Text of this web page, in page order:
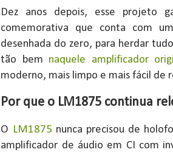
Dez anos depois, esse projeto
comemorativa que conta com
desenhada do zero, para herdar
tão bem naquele amplificador
moderno, mais limpo e mais fácil de
Por que o LM1875 continua
O LM1875 nunca precisou de
amplificador de áudio em CI com